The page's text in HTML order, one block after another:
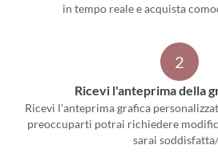
in tempo reale e acquista
2
Ricevi l'anteprima della
Ricevi l'anteprima grafica
preoccuparti potrai richiedere
sarai